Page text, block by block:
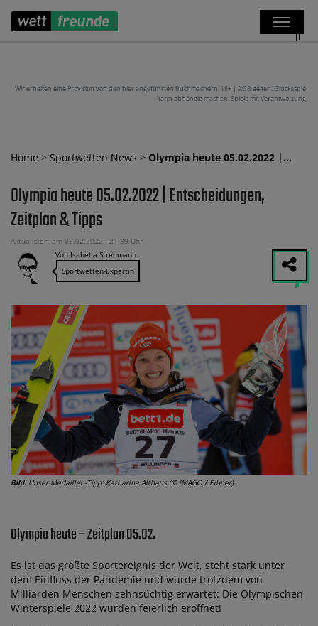
Wir erhalten eine Provision von den hier angeführten Buchmachern. 18+ | AGB gelten. Glücksspiel
kann abhängig machen. Spiele mit Verantwortung.
Home > Sportwetten News > Olympia heute 05.02.2022 |…
Olympia heute 05.02.2022 | Entscheidungen,
Zeitplan & Tipps
Aktualisiert am 05.02.2022 - 21:39 Uhr
Von Isabella Strehmann
Sportwetten-Expertin
Bild:Unser Medaillen-Tipp: Katharina Althaus (© IMAGO / Eibner)
Olympia heute – Zeitplan 05.02.
Es ist das größte Sportereignis der Welt, steht stark unter
dem Einfluss der Pandemie und wurde trotzdem von
Milliarden Menschen sehnsüchtig erwartet: Die Olympischen
Winterspiele 2022 wurden feierlich eröffnet!